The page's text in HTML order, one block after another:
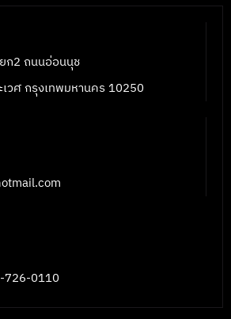
ก2 ถนนอ่อนนุช
เวศ กรุงเทพมหานคร 10250
0110